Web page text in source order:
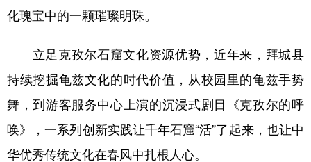
化瑰宝中的一颗璀璨明珠。
立足克孜尔石窟文化资源优势，近年来，拜城县
持续挖掘龟兹文化的时代价值，从校园里的龟兹手势
舞，到游客服务中心上演的沉浸式剧目《克孜尔的呼
唤》，一系列创新实践让千年石窟“活”了起来，也让中
华优秀传统文化在春风中扎根人心。